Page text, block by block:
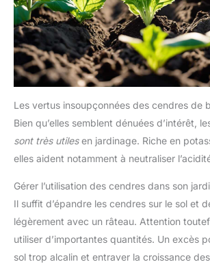
Les vertus insoupçonnées des cendres de
Bien qu’elles semblent dénuées d’intérêt,
sont très utilesen jardinage. Riche en
elles aident notamment à neutraliser
Gérer l’utilisation des cendres dans son
Il suffit d’épandre les cendres sur le sol et
légèrement avec un râteau. Attention
utiliser d’importantes quantités. Un excès
sol trop alcalin et entraver la croissance